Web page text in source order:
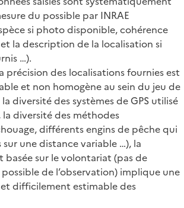
du possible par INRAE
si photo disponible, cohérence
la description de la localisation si
…).
précision des localisations fournies est
et non homogène au sein du jeu de
diversité des systèmes de GPS utilisé
diversité des méthodes
différents engins de pêche qui
une distance variable …), la
sur le volontariat (pas de
de l’observation) implique une
difficilement estimable des